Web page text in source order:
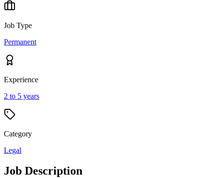
Job Type
Permanent
Experience
2 to 5 years
Category
Legal
Job Description